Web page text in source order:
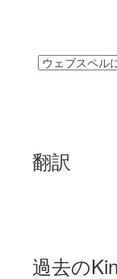
翻訳
過去の